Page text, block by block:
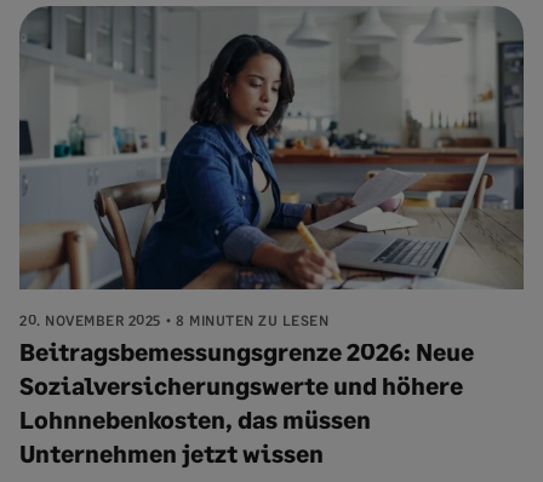
20. NOVEMBER 2025 8 MINUTEN ZU LESEN
Beitragsbemessungsgrenze 2026: Neue
Sozialversicherungswerte und höhere
Lohnnebenkosten, das müssen
Unternehmen jetzt wissen